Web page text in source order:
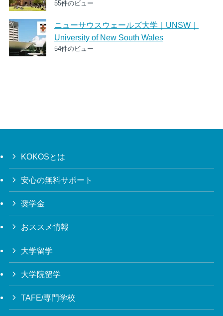
55件のビュー
ニューサウスウェールズ大学｜UNSW｜
University of New South Wales
54件のビュー
KOKOSとは
安心の無料サポート
奨学金
おススメ情報
大学留学
大学院留学
TAFE/専門学校